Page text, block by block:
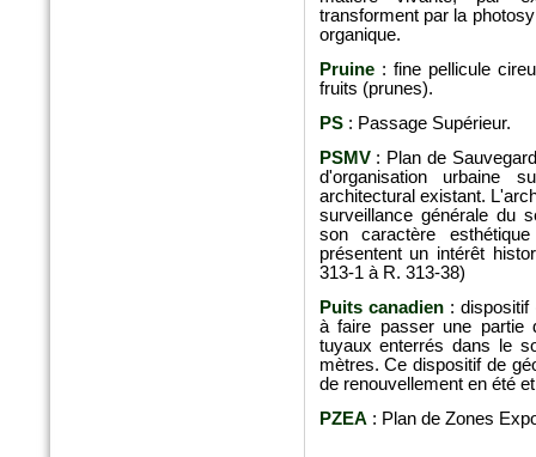
transforment par la
organique.
Pruine: fine pellicule
fruits (prunes).
PS: Passage Supérieur.
PSMV: Plan de
d'organisation urbaine
architectural existant.
surveillance générale du
son caractère
présentent un intérêt
313-1 à R. 313-38)
Puits canadien: dispositif
à faire passer une partie
tuyaux enterrés dans le
mètres. Ce dispositif de
de renouvellement en été
PZEA : Plan de Zones